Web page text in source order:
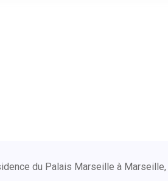
du Palais Marseille à